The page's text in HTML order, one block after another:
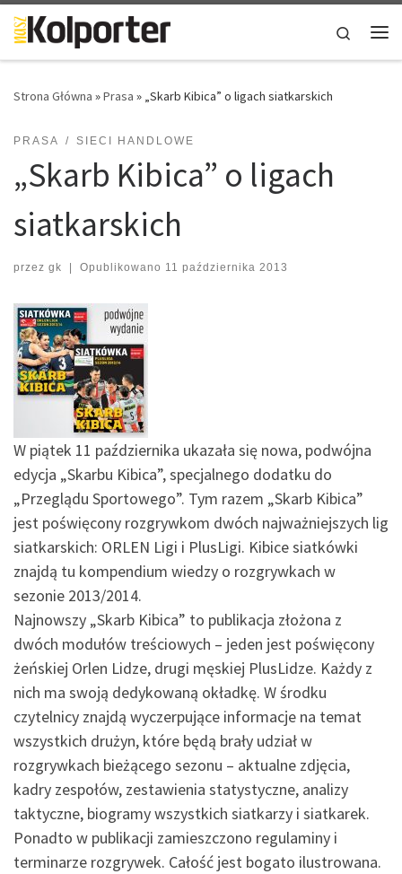
Skip to content
Search
Strona Główna »Prasa » „Skarb Kibica” o ligach siatkarskich
PRASA SIECI HANDLOWE
„Skarb Kibica” o ligach
siatkarskich
przez gk | Opublikowano 11 października 2013
W piątek 11 października ukazała się nowa, podwójna
edycja „Skarbu Kibica”, specjalnego dodatku do
„Przeglądu Sportowego”. Tym razem „Skarb Kibica”
jest poświęcony rozgrywkom dwóch najważniejszych lig
siatkarskich: ORLEN Ligi i PlusLigi. Kibice siatkówki
znajdą tu kompendium wiedzy o rozgrywkach w
sezonie 2013/2014.
Najnowszy „Skarb Kibica” to publikacja złożona z
dwóch modułów treściowych – jeden jest poświęcony
żeńskiej Orlen Lidze, drugi męskiej PlusLidze. Każdy z
nich ma swoją dedykowaną okładkę. W środku
czytelnicy znajdą wyczerpujące informacje na temat
wszystkich drużyn, które będą brały udział w
rozgrywkach bieżącego sezonu – aktualne zdjęcia,
kadry zespołów, zestawienia statystyczne, analizy
taktyczne, biogramy wszystkich siatkarzy i siatkarek.
Ponadto w publikacji zamieszczono regulaminy i
terminarze rozgrywek. Całość jest bogato ilustrowana.